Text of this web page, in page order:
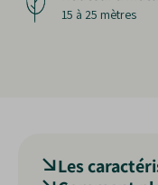
15 à 25 mètres
Les